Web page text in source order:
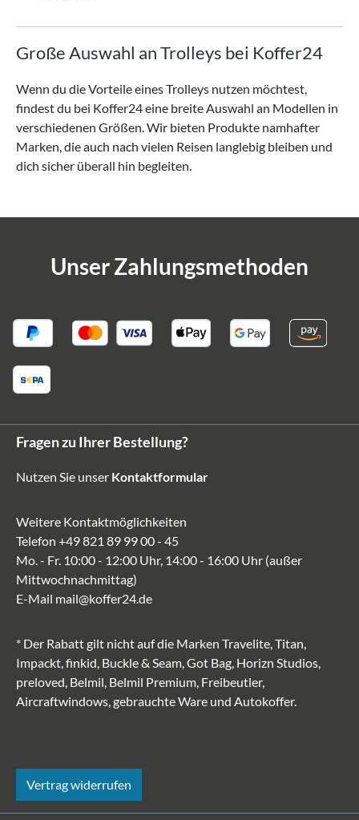
Große Auswahl an Trolleys bei Koffer24
Wenn du die Vorteile eines Trolleys nutzen möchtest,
findest du bei Koffer24 eine breite Auswahl an Modellen in
verschiedenen Größen. Wir bieten Produkte namhafter
Marken, die auch nach vielen Reisen langlebig bleiben und
dich sicher überall hin begleiten.
Unser Zahlungsmethoden
Fragen zu Ihrer Bestellung?
Nutzen Sie unser Kontaktformular
Weitere Kontaktmöglichkeiten
Telefon +49 821 89 99 00 - 45
Mo. - Fr. 10:00 - 12:00 Uhr, 14:00 - 16:00 Uhr (außer
Mittwochnachmittag)
E-Mail mail@koffer24.de
* Der Rabatt gilt nicht auf die Marken Travelite, Titan,
Impackt, finkid, Buckle & Seam, Got Bag, Horizn Studios,
preloved, Belmil, Belmil Premium, Freibeutler,
Aircraftwindows, gebrauchte Ware und Autokoffer.
Vertrag widerrufen